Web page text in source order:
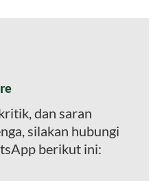
dan saran
silakan hubungi
berikut ini: